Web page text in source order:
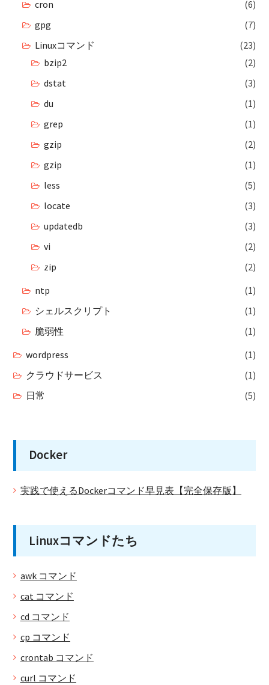
cron
(6)
gpg
(7)
Linuxコマンド
(23)
bzip2
(2)
dstat
(3)
du
(1)
grep
(1)
gzip
(2)
gzip
(1)
less
(5)
locate
(3)
updatedb
(3)
vi
(2)
zip
(2)
ntp
(1)
シェルスクリプト
(1)
脆弱性
(1)
wordpress
(1)
クラウドサービス
(1)
日常
(5)
Docker
実践で使えるDockerコマンド早見表【完全保存版】
Linuxコマンドたち
awk コマンド
cat コマンド
cd コマンド
cp コマンド
crontab コマンド
curl コマンド